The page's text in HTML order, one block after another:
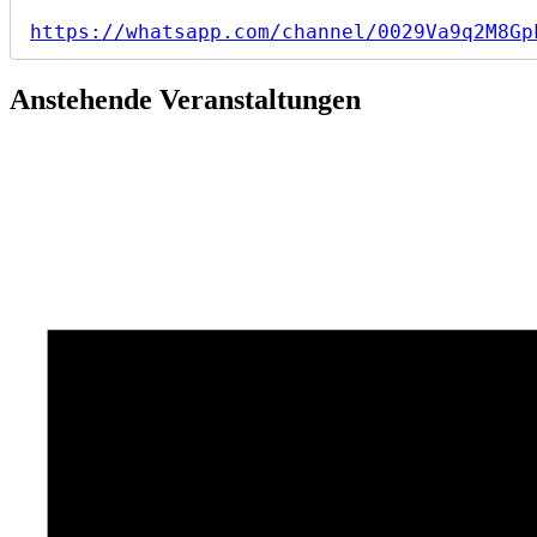
https://whatsapp.com/channel/
Anstehende Veranstaltungen